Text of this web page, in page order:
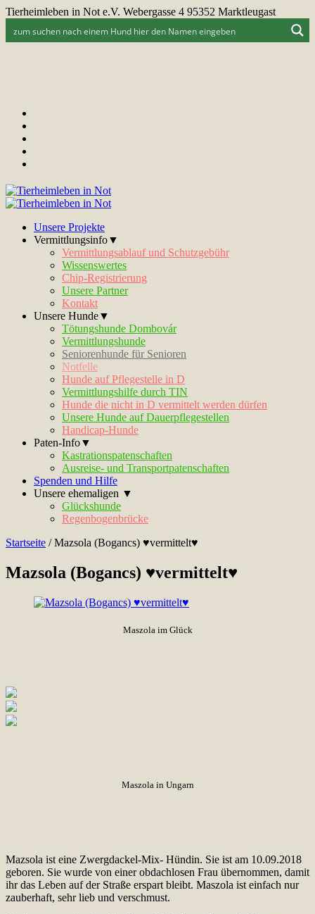
Tierheimleben in Not e.V. Webergasse 4 95352 Marktleugast
Unsere Projekte
Vermittlungsinfo▼
Vermittlungsablauf und Schutzgebühr
Wissenswertes
Chip-Registrierung
Unsere Partner
Kontakt
Unsere Hunde▼
Tötungshunde Dombovár
Vermittlungshunde
Seniorenhunde für Senioren
Notfelle
Hunde auf Pflegestelle in D
Vermittlungshilfe durch TIN
Hunde die nicht in D vermittelt werden dürfen
Unsere Hunde auf Dauerpflegestellen
Handicap-Hunde
Paten-Info▼
Kastrationspatenschaften
Ausreise- und Transportpatenschaften
Spenden und Hilfe
Unsere ehemaligen ▼
Glückshunde
Regenbogenbrücke
Startseite /Mazsola (Bogancs) ♥vermittelt♥
Mazsola (Bogancs) ♥vermittelt♥
Maszola im Glück
Maszola in Ungarn
Mazsola ist eine Zwergdackel-Mix- Hündin. Sie ist am 10.09.2018
geboren. Sie wurde von einer obdachlosen Frau übernommen, damit
ihr das Leben auf der Straße erspart bleibt. Maszola ist einfach nur
zauberhaft, sehr lieb und verschmust.